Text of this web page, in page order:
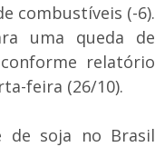
combustíveis (-6).
uma queda de
relatório
feira (26/10).
de soja no Brasil